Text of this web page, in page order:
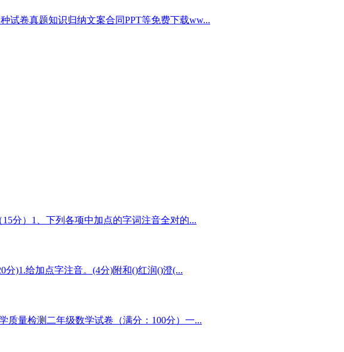
试卷真题知识归纳文案合同PPT等免费下载ww...
分）1、下列各项中加点的字词注音全对的...
)1.给加点字注音。(4分)附和()红润()澄(...
质量检测二年级数学试卷（满分：100分）一...